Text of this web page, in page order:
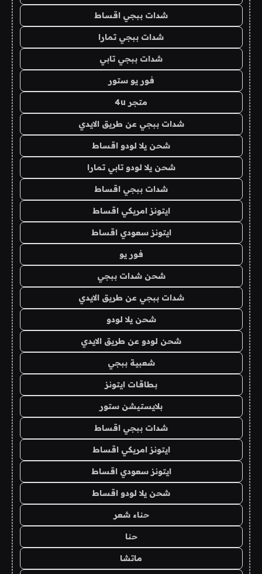
شدات ببجي اقساط
شدات ببجي تمارا
شدات ببجي تابي
فور يو ستور
متجر 4u
شدات ببجي عن طريق الايدي
شحن يلا لودو اقساط
شحن يلا لودو تابي تمارا
شدات ببجي اقساط
ايتونز امريكي اقساط
ايتونز سعودي اقساط
فور يو
شحن شدات ببجي
شدات ببجي عن طريق الايدي
شحن يلا لودو
شحن لودو عن طريق الايدي
شعبية ببجي
بطاقات ايتونز
بلايستيشن ستور
شدات ببجي اقساط
ايتونز امريكي اقساط
ايتونز سعودي اقساط
شحن يلا لودو اقساط
حناء شعر
حنا
ماتشا